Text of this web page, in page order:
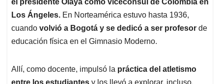
el presidente Olaya como vicecónsul de Colombia en
Los Ángeles. En Norteamérica estuvo hasta 1936,
cuando volvió a Bogotá y se dedicó a ser profesor de
educación física en el Gimnasio Moderno.
Allí, como docente, impulsó la práctica del atletismo